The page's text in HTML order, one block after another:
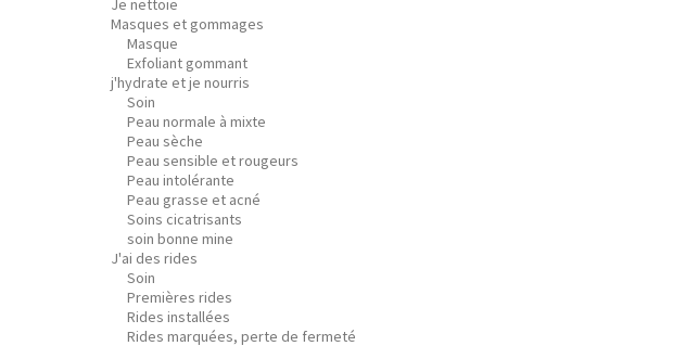
Je nettoie
Masques et gommages
Masque
Exfoliant gommant
j'hydrate et je nourris
Soin
Peau normale à mixte
Peau sèche
Peau sensible et rougeurs
Peau intolérante
Peau grasse et acné
Soins cicatrisants
soin bonne mine
J'ai des rides
Soin
Premières rides
Rides installées
Rides marquées, perte de fermeté